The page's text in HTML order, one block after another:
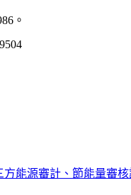
。
能源審計、節能量審